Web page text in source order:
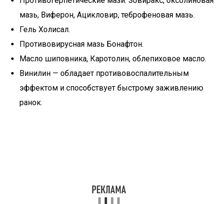
мазь, Виферон, Ацикловир, теброфеновая мазь.
Гель Холисал.
Противовирусная мазь Бонафтон.
Масло шиповника, Каротолин, облепиховое масло.
Винилин — обладает противовоспалительным
эффектом и способствует быстрому заживлению
ранок.